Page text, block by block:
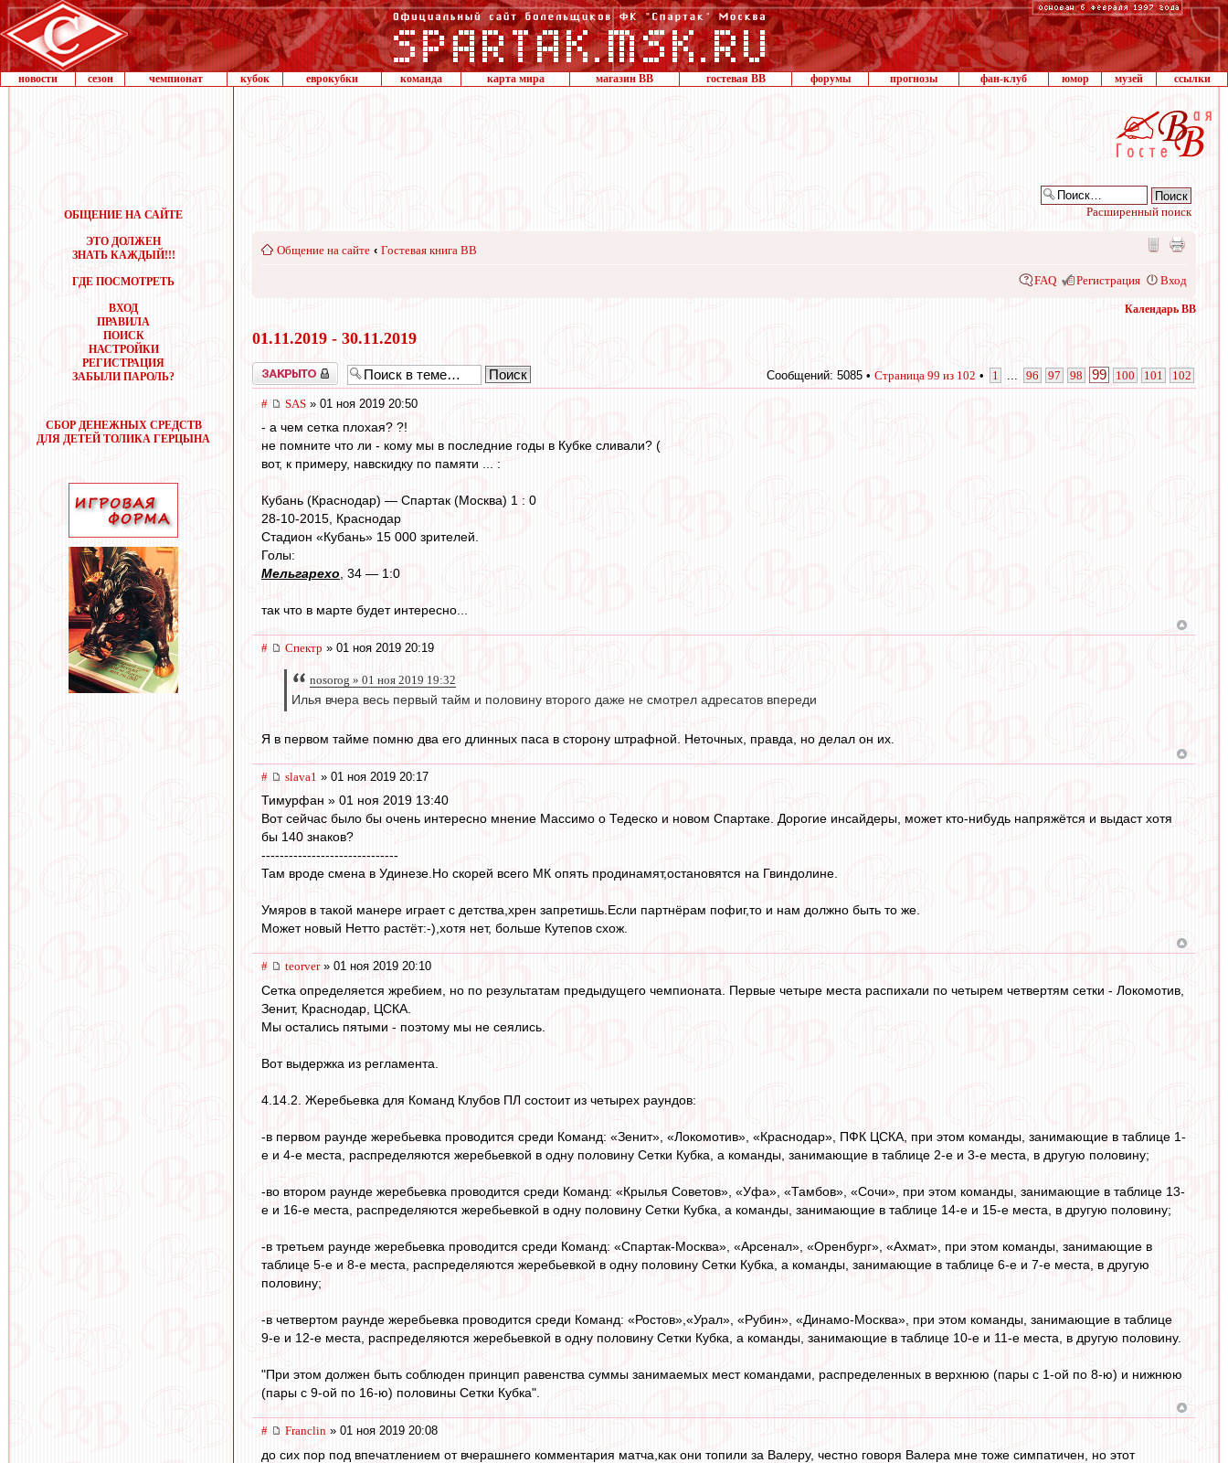
новости сезон чемпионат кубок еврокубки команда карта мира магазин ВВ гостевая ВВ форумы прогнозы фан-клуб юмор музей ссылки
ОБЩЕНИЕ НА САЙТЕ
ЭТО ДОЛЖЕН
ЗНАТЬ КАЖДЫЙ!!!
ГДЕ ПОСМОТРЕТЬ
ВХОД
ПРАВИЛА
ПОИСК
НАСТРОЙКИ
РЕГИСТРАЦИЯ
ЗАБЫЛИ ПАРОЛЬ?
СБОР ДЕНЕЖНЫХ СРЕДСТВ
ДЛЯ ДЕТЕЙ ТОЛИКА ГЕРЦЫНА
Расширенный поиск
Общение на сайте ‹ Гостевая книга ВВ
FAQ Регистрация Вход
Календарь ВВ
01.11.2019 - 30.11.2019
Закрыто Сообщений: 5085 • Страница 99 из 102 • 1 96 97 98 99 100 101 102
# SAS » 01 ноя 2019 20:50
- а чем сетка плохая? ?!
не помните что ли - кому мы в последние годы в Кубке сливали? (
вот, к примеру, навскидку по памяти ... :
Кубань (Краснодар) — Спартак (Москва) 1 : 0
28-10-2015, Краснодар
Стадион «Кубань» 15 000 зрителей.
Голы:
Мельгарехо, 34 — 1:0
так что в марте будет интересно...
# Спектр » 01 ноя 2019 20:19
nosorog » 01 ноя 2019 19:32
Илья вчера весь первый тайм и половину второго даже не смотрел адресатов впереди
Я в первом тайме помню два его длинных паса в сторону штрафной. Неточных, правда, но делал он их.
# slava1 » 01 ноя 2019 20:17
Тимурфан » 01 ноя 2019 13:40
Вот сейчас было бы очень интересно мнение Массимо о Тедеско и новом Спартаке. Дорогие инсайдеры, может кто-нибудь напряжётся и выдаст хотя
бы 140 знаков?
------------------------------
Там вроде смена в Удинезе.Но скорей всего МК опять продинамят,остановятся на Гвиндолине.
Умяров в такой манере играет с детства,хрен запретишь.Если партнёрам пофиг,то и нам должно быть то же.
Может новый Нетто растёт:-),хотя нет, больше Кутепов схож.
# teorver» 01 ноя 2019 20:10
Сетка определяется жребием, но по результатам предыдущего чемпионата. Первые четыре места распихали по четырем четвертям сетки - Локомотив,
Зенит, Краснодар, ЦСКА.
Мы остались пятыми - поэтому мы не сеялись.
Вот выдержка из регламента.
4.14.2. Жеребьевка для Команд Клубов ПЛ состоит из четырех раундов:
-в первом раунде жеребьевка проводится среди Команд: «Зенит», «Локомотив», «Краснодар», ПФК ЦСКА, при этом команды, занимающие в таблице 1-
е и 4-е места, распределяются жеребьевкой в одну половину Сетки Кубка, а команды, занимающие в таблице 2-е и 3-е места, в другую половину;
-во втором раунде жеребьевка проводится среди Команд: «Крылья Советов», «Уфа», «Тамбов», «Сочи», при этом команды, занимающие в таблице 13-
е и 16-е места, распределяются жеребьевкой в одну половину Сетки Кубка, а команды, занимающие в таблице 14-е и 15-е места, в другую половину;
-в третьем раунде жеребьевка проводится среди Команд: «Спартак-Москва», «Арсенал», «Оренбург», «Ахмат», при этом команды, занимающие в
таблице 5-е и 8-е места, распределяются жеребьевкой в одну половину Сетки Кубка, а команды, занимающие в таблице 6-е и 7-е места, в другую
половину;
-в четвертом раунде жеребьевка проводится среди Команд: «Ростов»,«Урал», «Рубин», «Динамо-Москва», при этом команды, занимающие в таблице
9-е и 12-е места, распределяются жеребьевкой в одну половину Сетки Кубка, а команды, занимающие в таблице 10-е и 11-е места, в другую половину.
"При этом должен быть соблюден принцип равенства суммы занимаемых мест командами, распределенных в верхнюю (пары с 1-ой по 8-ю) и нижнюю
(пары с 9-ой по 16-ю) половины Сетки Кубка".
# Franclin » 01 ноя 2019 20:08
до сих пор под впечатлением от вчерашнего комментария матча,как они топили за Валеру, честно говоря Валера мне тоже симпатичен, но этот